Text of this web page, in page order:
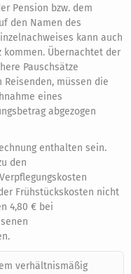
Pension bzw. dem
den Namen des
kann auch
kommen. Übernachtet der
Pauschsätze
müssen die
eines
abgezogen
enthalten sein.
den
Frühstückskosten nicht
4,80 € bei
verhältnismäßig